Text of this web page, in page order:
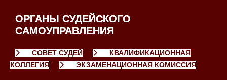
ОРГАНЫ СУДЕЙСКОГО
САМОУПРАВЛЕНИЯ
СОВЕТ СУДЕЙ
КВАЛИФИКАЦИОННАЯ
КОЛЛЕГИЯ
ЭКЗАМЕНАЦИОННАЯ КОМИССИЯ